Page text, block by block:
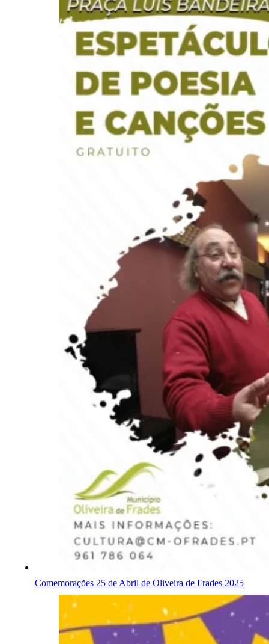
Comemorações 25 de Abril de Oliveira de Frades 2025